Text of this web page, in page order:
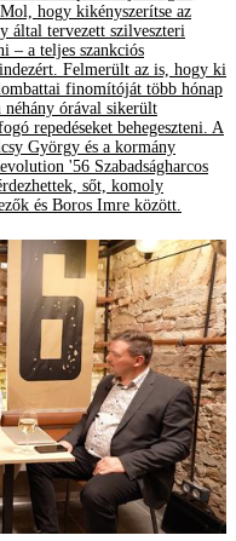
hogy kikényszerítse az
által tervezett szilveszteri
– a teljes szankciós
Felmerült az is, hogy ki
finomítóját több hónap
néhány órával sikerült
repedéseket behegeszteni. A
György és a kormány
'56 Szabadságharcos
sőt, komoly
és Boros Imre között.